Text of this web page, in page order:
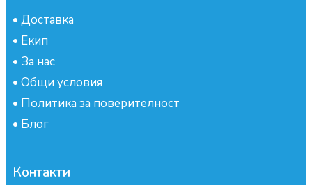
• Доставка
• Екип
• За нас
• Общи условия
• Политика за поверителност
• Блог
Контакти